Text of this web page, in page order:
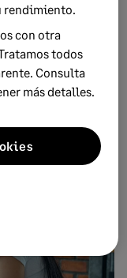
recientes
de tu correo
rendimiento.
con otra
todos
Consulta
más detalles.